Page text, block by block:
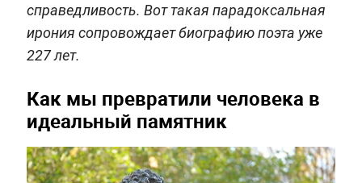
справедливость. Вот такая парадоксальная
ирония сопровождает биографию поэта уже
227 лет.
Как мы превратили человека в
идеальный памятник